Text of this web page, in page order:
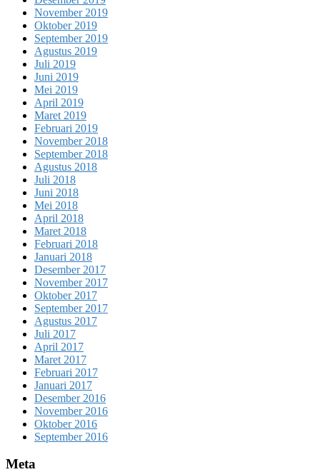
November 2019
Oktober 2019
September 2019
Agustus 2019
Juli 2019
Juni 2019
Mei 2019
April 2019
Maret 2019
Februari 2019
November 2018
September 2018
Agustus 2018
Juli 2018
Juni 2018
Mei 2018
April 2018
Maret 2018
Februari 2018
Januari 2018
Desember 2017
November 2017
Oktober 2017
September 2017
Agustus 2017
Juli 2017
April 2017
Maret 2017
Februari 2017
Januari 2017
Desember 2016
November 2016
Oktober 2016
September 2016
Meta